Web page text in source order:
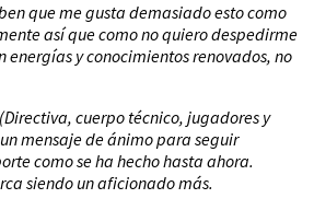
que me gusta demasiado esto como
así que como no quiero despedirme
energías y conocimientos renovados, no
cuerpo técnico, jugadores y
mensaje de ánimo para seguir
como se ha hecho hasta ahora.
siendo un aficionado más.